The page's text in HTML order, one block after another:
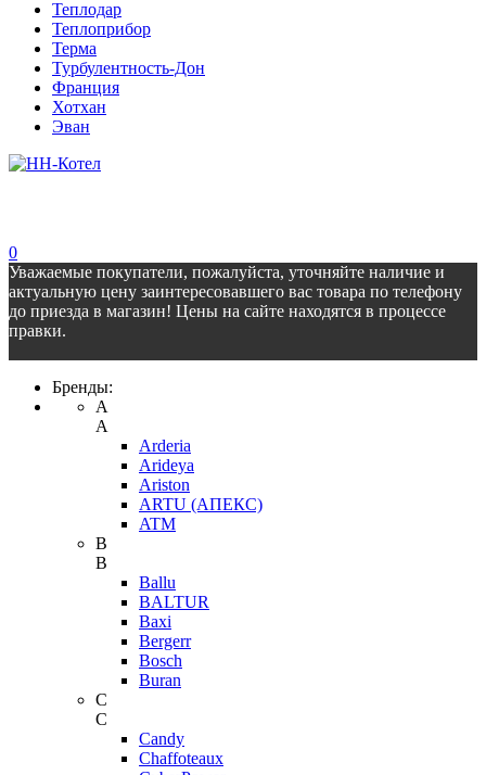
Теплодар
Теплоприбор
Терма
Турбулентность-Дон
Франция
Хотхан
Эван
0
Уважаемые покупатели, пожалуйста, уточняйте наличие и
актуальную цену заинтересовавшего вас товара по телефону
до приезда в магазин! Цены на сайте находятся в процессе
правки.
Бренды:
A
A
Arderia
Arideya
Ariston
ARTU (АПЕКС)
ATM
B
B
Ballu
BALTUR
Baxi
Bergerr
Bosch
Buran
C
C
Candy
Chaffoteaux